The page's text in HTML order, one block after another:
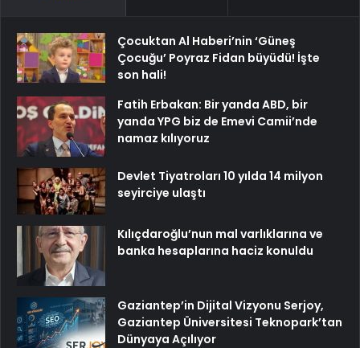
Çocuktan Al Haberi’nin ‘Güneş
Çocuğu’ Poyraz Fidan büyüdü! İşte
son hali!
Fatih Erbakan: Bir yanda ABD, bir
yanda YPG biz de Emevi Camii’nde
namaz kılıyoruz
Devlet Tiyatroları 10 yılda 14 milyon
seyirciye ulaştı
Kılıçdaroğlu’nun mal varlıklarına ve
banka hesaplarına haciz konuldu
Gaziantep’in Dijital Vizyonu Serjoy,
Gaziantep Üniversitesi Teknopark’tan
Dünyaya Açılıyor